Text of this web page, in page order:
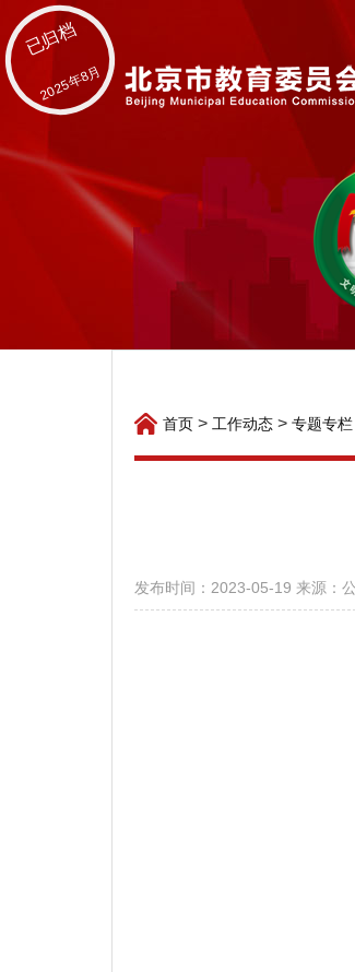
已归档
2025年8月
首页 > 工作动态 > 专题专栏
发布时间：2023-05-19 来源：